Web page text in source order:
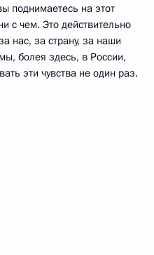
поднимаетесь на этот
с чем. Это действительно
нас, за страну, за наши
болея здесь, в России,
эти чувства не один раз.